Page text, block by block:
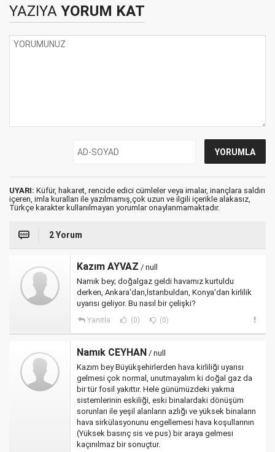
YAZIYA YORUM KAT
UYARI: Küfür, hakaret, rencide edici cümleler veya imalar, inançlara saldırı
içeren, imla kuralları ile yazılmamış,çok uzun ve ilgili içerikle alakasız,
Türkçe karakter kullanılmayan yorumlar onaylanmamaktadır.
2 Yorum
Kazım AYVAZ / null
Namık bey; doğalgaz geldi havamız kurtuldu
derken, Ankara'dan,İstanbuldan, Konya'dan kirlilik
uyarısı geliyor. Bu nasıl bir çelişki?
Yanıtla (0) (0)
Namık CEYHAN / null
Kazım bey Büyükşehirlerden hava kirliliği uyarısı
gelmesi çok normal, unutmayalım ki doğal gaz da
bir tür fosil yakıttır. Hele günümüzdeki yakma
sistemlerinin eskiliği, eski binalardaki dönüşüm
sorunları ile yeşil alanların azlığı ve yüksek binaların
hava sirkülasyonunu engellemesi hava koşullarının
(Yüksek basınç sis ve pus) bir araya gelmesi
kaçınılmaz bir sonuçtur.